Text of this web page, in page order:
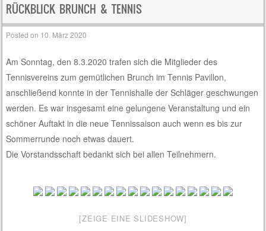
RÜCKBLICK BRUNCH & TENNIS
Posted on 10. März 2020
Am Sonntag, den 8.3.2020 trafen sich die Mitglieder des
Tennisvereins zum gemütlichen Brunch im Tennis Pavillon,
anschließend konnte in der Tennishalle der Schläger geschwungen
werden. Es war insgesamt eine gelungene Veranstaltung und ein
schöner Auftakt in die neue Tennissaison auch wenn es bis zur
Sommerrunde noch etwas dauert.
Die Vorstandsschaft bedankt sich bei allen Teilnehmern.
[ZEIGE EINE SLIDESHOW]